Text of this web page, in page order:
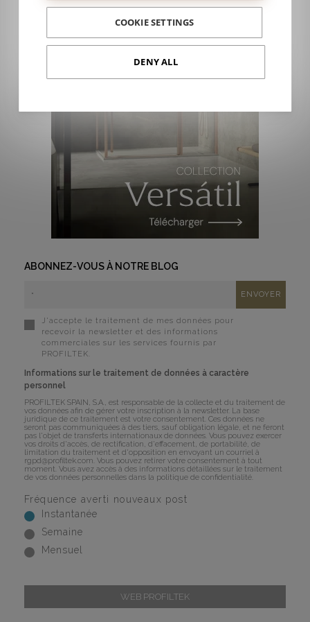
ABONNEZ-VOUS À NOTRE BLOG
J'accepte le traitement de mes données pour
recevoir la newsletter et des informations
commerciales sur les services fournis par
PROFILTEK.
Informations sur le traitement de données à caractère
personnel
PROFILTEK SPAIN, S.A., est responsable de la collecte et du traitement de
vos données afin de gérer votre inscription à la newsletter. La base
juridique de ce traitement est votre consentement. Ces données ne
seront pas communiquées à des tiers, sauf obligation légale, et ne feront
pas l'objet de transferts internationaux de données. Vous pouvez exercer
vos droits d'accès, de rectification, d'effacement, de portabilité, de
limitation du traitement et d'opposition en envoyant un courriel à
rgpd@profiltek.com . Vous pouvez retirer votre consentement à tout
moment. Vous avez accès à des informations détaillées sur le traitement
de vos données personnelles dans la politique de confidentialité
Fréquence averti nouveaux post
Instantanée
Semaine
Mensuel
WEB PROFILTEK
COOKIE SETTINGS
DENY ALL